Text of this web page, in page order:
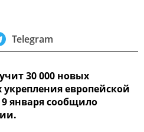
Telegram
30 000 новых
европейской
января сообщило